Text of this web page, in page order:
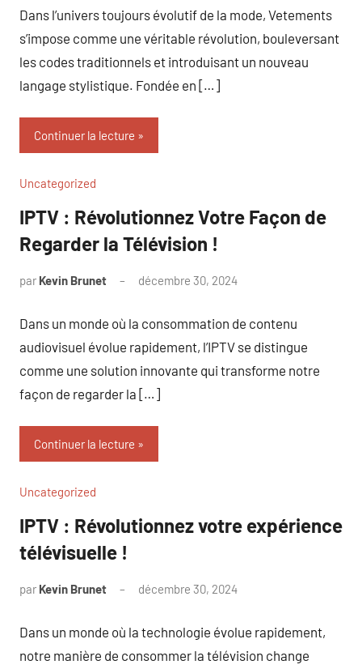
Dans l’univers toujours évolutif de la mode, Vetements
s’impose comme une véritable révolution, bouleversant
les codes traditionnels et introduisant un nouveau
langage stylistique. Fondée en […]
Continuer la lecture
Uncategorized
IPTV : Révolutionnez Votre Façon de
Regarder la Télévision !
par Kevin Brunet décembre 30, 2024
Dans un monde où la consommation de contenu
audiovisuel évolue rapidement, l’IPTV se distingue
comme une solution innovante qui transforme notre
façon de regarder la […]
Continuer la lecture
Uncategorized
IPTV : Révolutionnez votre expérience
télévisuelle !
par Kevin Brunet décembre 30, 2024
Dans un monde où la technologie évolue rapidement,
notre manière de consommer la télévision change